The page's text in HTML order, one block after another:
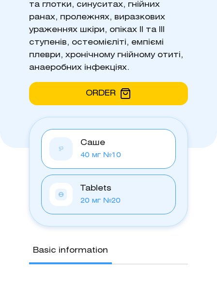
та глотки, синуситах, гнійних
ранах, пролежнях, виразкових
ураженнях шкіри, опіках II та III
ступенів, остеомієліті, емпіємі
плеври, хронічному гнійному отиті,
анаеробних інфекціях.
ORDER
Саше
40 мг №10
Tablets
20 мг №20
Basic information